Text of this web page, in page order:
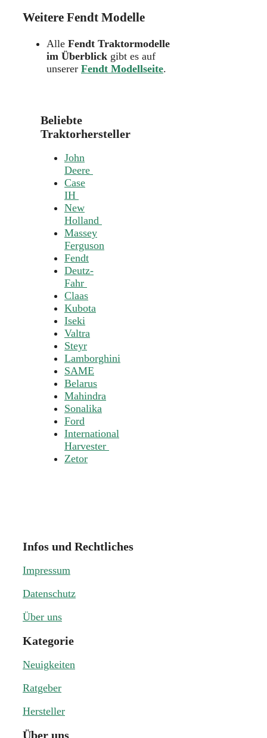
Weitere Fendt Modelle
Alle Fendt Traktormodelle
im Überblick gibt es auf
unserer Fendt Modellseite.
Beliebte
Traktorhersteller
John
Deere
Case
IH
New
Holland
Massey
Ferguson
Fendt
Deutz-
Fahr
Claas
Kubota
Iseki
Valtra
Steyr
Lamborghini
SAME
Belarus
Mahindra
Sonalika
Ford
International
Harvester
Zetor
Infos und Rechtliches
Impressum
Datenschutz
Über uns
Kategorie
Neuigkeiten
Ratgeber
Hersteller
Über uns